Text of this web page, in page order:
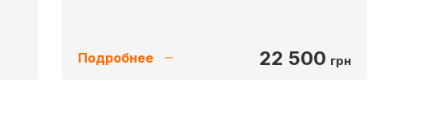
Подробнее 22 500 грн